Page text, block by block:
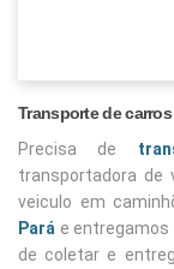
Transporte de
Precisa de
transportadora de
veiculo em
Pará e
de coletar e